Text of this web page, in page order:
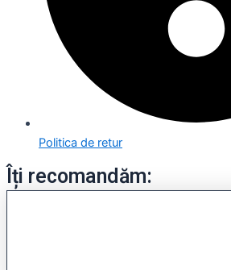
Politica de retur
Îți recomandăm: